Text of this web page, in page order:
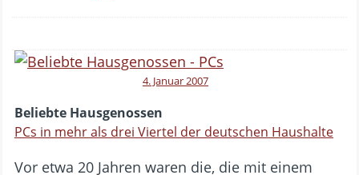
4. Januar 2007
Beliebte Hausgenossen
PCs in mehr als drei Viertel der deutschen Haushalte
Vor etwa 20 Jahren waren die, die mit einem